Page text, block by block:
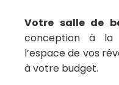
Votre salle de
conception à la
l’espace de vos
à votre budget.